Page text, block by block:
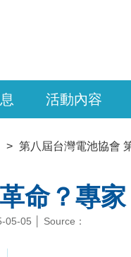
活動內容
第八屆台灣電池協會
命？專
05-05 │ Source：